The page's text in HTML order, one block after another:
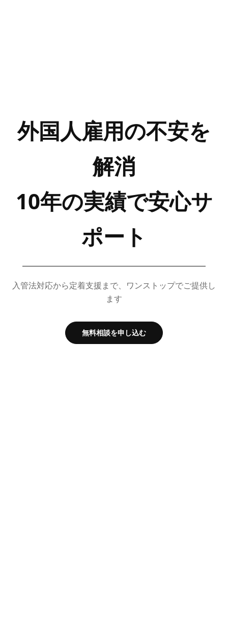
外国人雇用の不安を
解消
10年の実績で安心サ
ポート
入管法対応から定着支援まで、ワンストップでご提供し
ます
無料相談を申し込む